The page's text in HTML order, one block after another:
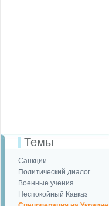
Темы
Санкции
Политический диалог
Военные учения
Неспокойный Кавказ